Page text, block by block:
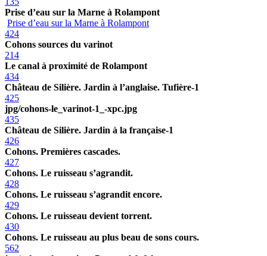
Prise d’eau sur la Marne à Rolampont
Prise d’eau sur la Marne à Rolampont
424
Cohons sources du varinot
214
Le canal à proximité de Rolampont
434
Château de Silière. Jardin à l’anglaise. Tufière-1
425
jpg/cohons-le_varinot-1_-xpc.jpg
435
Château de Silière. Jardin à la française-1
426
Cohons. Premières cascades.
427
Cohons. Le ruisseau s’agrandit.
428
Cohons. Le ruisseau s’agrandit encore.
429
Cohons. Le ruisseau devient torrent.
430
Cohons. Le ruisseau au plus beau de sons cours.
562